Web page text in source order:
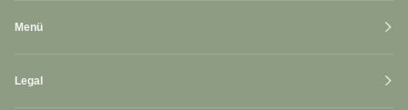
Menü
Legal